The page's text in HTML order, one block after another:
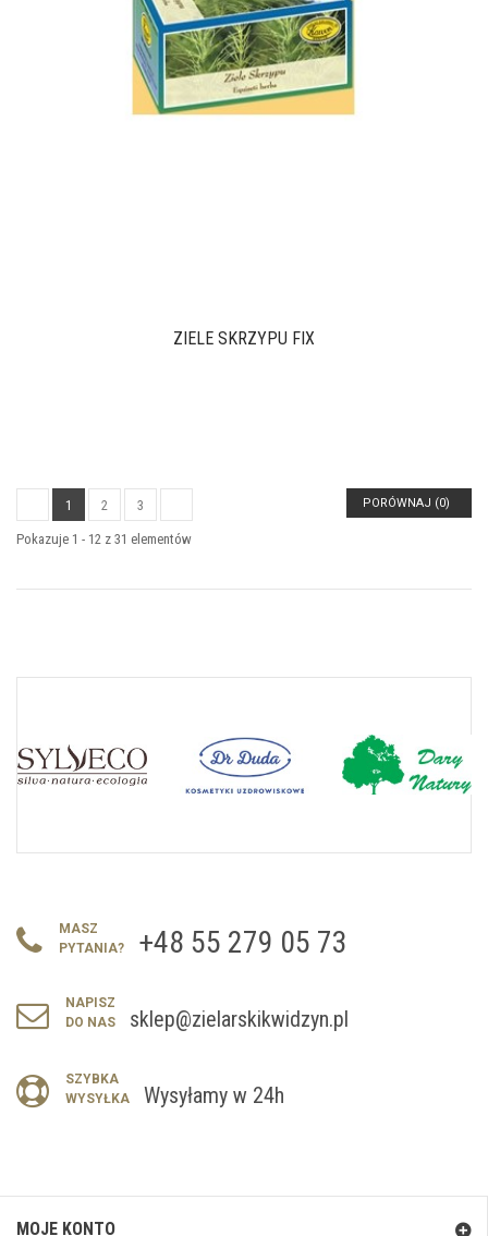
ZIELE SKRZYPU FIX
PORÓWNAJ (0)
1 2 3
Pokazuje 1 - 12 z 31 elementów
MASZ
PYTANIA?
+48 55 279 05 73
NAPISZ
DO NAS
sklep@zielarskikwidzyn.pl
SZYBKA
WYSYŁKA
Wysyłamy w 24h
MOJE KONTO